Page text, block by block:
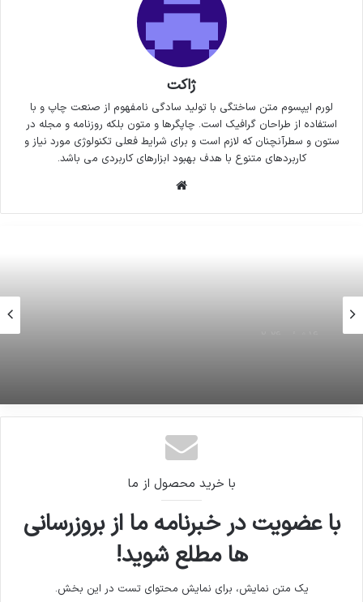
ژاکت
لورم ایپسوم متن ساختگی با تولید سادگی نامفهوم از صنعت چاپ و با
استفاده از طراحان گرافیک است. چاپگرها و متون بلکه روزنامه و مجله در
ستون و سطرآنچنان که لازم است و برای شرایط فعلی تکنولوژی مورد نیاز و
کاربردهای متنوع با هدف بهبود ابزارهای کاربردی می باشد.
هشدار به کاربران ایرانی در مورد کلاهبرداری جدید!
با خرید محصول از ما
با عضویت در خبرنامه ما از بروزرسانی
ها مطلع شوید!
یک متن نمایش، برای نمایش محتوای تست در این بخش.